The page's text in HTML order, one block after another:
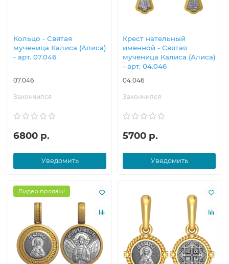
Кольцо - Святая
мученица Калиса (Алиса)
- арт. 07.046
07.046
Закончился
6800 р.
Уведомить
Крест нательный
именной - Святая
мученица Калиса (Алиса)
- арт. 04.046
04.046
Закончился
5700 р.
Уведомить
Лидер продаж!